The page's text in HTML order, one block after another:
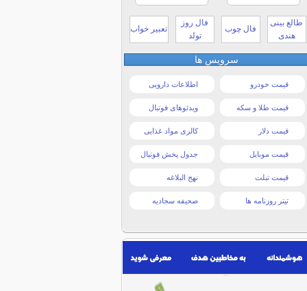
طالع بینی
هندی
فال چوب
فال روز
تولد
تعبیر خواب
سرویس ها
قیمت خودرو اطلاعات دارویی
قیمت طلا و سکه ویدئوهای فوتبال
قیمت دلار کالری مواد غذایی
قیمت موبایل جدول پخش فوتبال
قیمت تبلت نهج البلاغه
تیتر روزنامه ها صحیفه سجادیه